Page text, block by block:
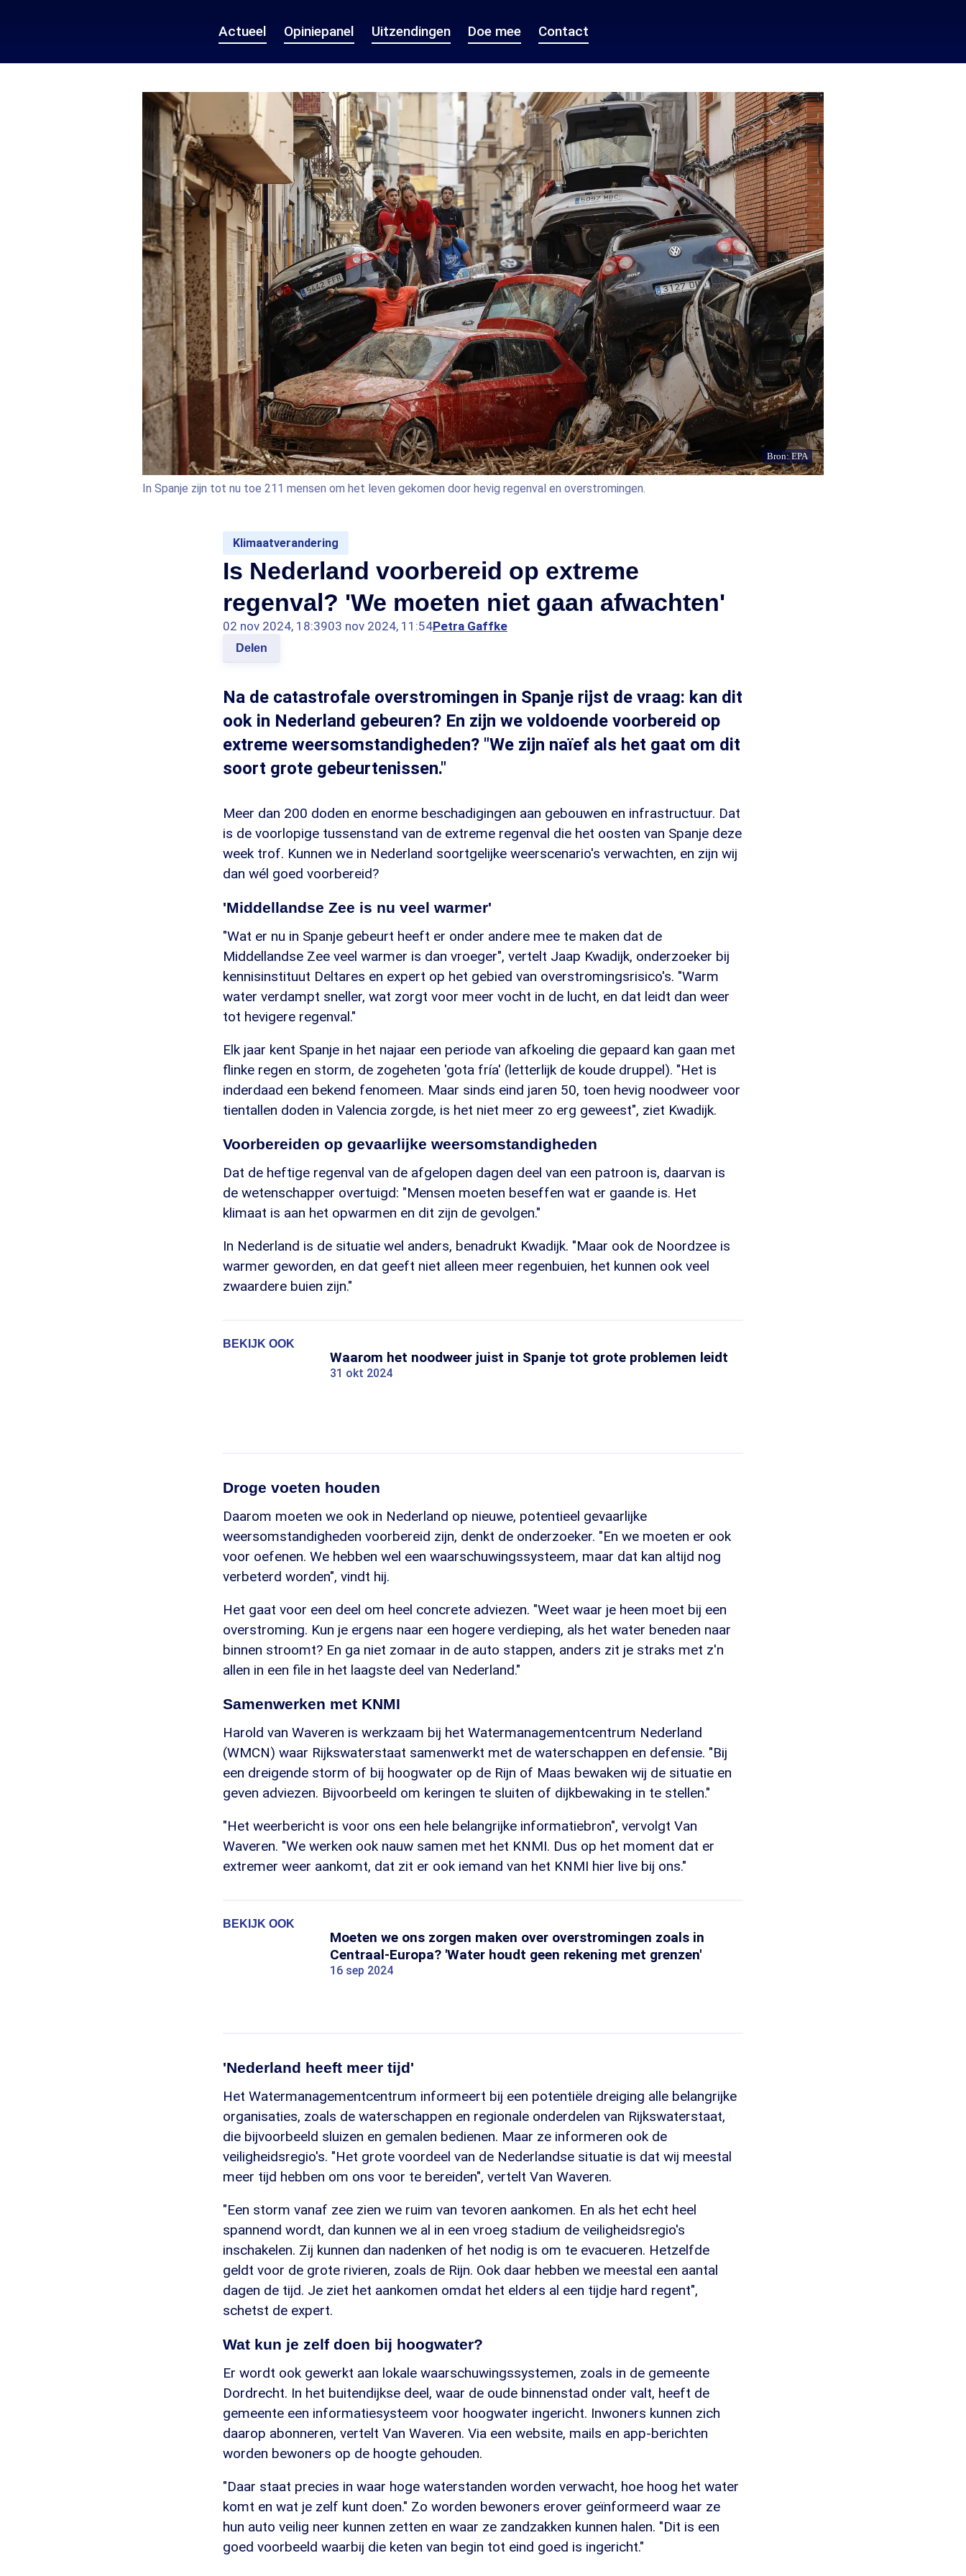
Actueel Opiniepanel Uitzendingen Doe mee Contact
Bron: EPA
In Spanje zijn tot nu toe 211 mensen om het leven gekomen door hevig regenval en overstromingen.
Klimaatverandering
Is Nederland voorbereid op extreme
regenval? 'We moeten niet gaan afwachten'
02 nov 2024, 18:3903 nov 2024, 11:54Petra Gaffke
Delen
Na de catastrofale overstromingen in Spanje rijst de vraag: kan dit
ook in Nederland gebeuren? En zijn we voldoende voorbereid op
extreme weersomstandigheden? "We zijn naïef als het gaat om dit
soort grote gebeurtenissen."
Meer dan 200 doden en enorme beschadigingen aan gebouwen en infrastructuur. Dat
is de voorlopige tussenstand van de extreme regenval die het oosten van Spanje deze
week trof. Kunnen we in Nederland soortgelijke weerscenario's verwachten, en zijn wij
dan wél goed voorbereid?
'Middellandse Zee is nu veel warmer'
"Wat er nu in Spanje gebeurt heeft er onder andere mee te maken dat de
Middellandse Zee veel warmer is dan vroeger", vertelt Jaap Kwadijk, onderzoeker bij
kennisinstituut Deltares en expert op het gebied van overstromingsrisico's. "Warm
water verdampt sneller, wat zorgt voor meer vocht in de lucht, en dat leidt dan weer
tot hevigere regenval."
Elk jaar kent Spanje in het najaar een periode van afkoeling die gepaard kan gaan met
flinke regen en storm, de zogeheten 'gota fría' (letterlijk de koude druppel). "Het is
inderdaad een bekend fenomeen. Maar sinds eind jaren 50, toen hevig noodweer voor
tientallen doden in Valencia zorgde, is het niet meer zo erg geweest", ziet Kwadijk.
Voorbereiden op gevaarlijke weersomstandigheden
Dat de heftige regenval van de afgelopen dagen deel van een patroon is, daarvan is
de wetenschapper overtuigd: "Mensen moeten beseffen wat er gaande is. Het
klimaat is aan het opwarmen en dit zijn de gevolgen."
In Nederland is de situatie wel anders, benadrukt Kwadijk. "Maar ook de Noordzee is
warmer geworden, en dat geeft niet alleen meer regenbuien, het kunnen ook veel
zwaardere buien zijn."
BEKIJK OOK
Waarom het noodweer juist in Spanje tot grote problemen leidt
31 okt 2024
Droge voeten houden
Daarom moeten we ook in Nederland op nieuwe, potentieel gevaarlijke
weersomstandigheden voorbereid zijn, denkt de onderzoeker. "En we moeten er ook
voor oefenen. We hebben wel een waarschuwingssysteem, maar dat kan altijd nog
verbeterd worden", vindt hij.
Het gaat voor een deel om heel concrete adviezen. "Weet waar je heen moet bij een
overstroming. Kun je ergens naar een hogere verdieping, als het water beneden naar
binnen stroomt? En ga niet zomaar in de auto stappen, anders zit je straks met z'n
allen in een file in het laagste deel van Nederland."
Samenwerken met KNMI
Harold van Waveren is werkzaam bij het Watermanagementcentrum Nederland
(WMCN) waar Rijkswaterstaat samenwerkt met de waterschappen en defensie. "Bij
een dreigende storm of bij hoogwater op de Rijn of Maas bewaken wij de situatie en
geven adviezen. Bijvoorbeeld om keringen te sluiten of dijkbewaking in te stellen."
"Het weerbericht is voor ons een hele belangrijke informatiebron", vervolgt Van
Waveren. "We werken ook nauw samen met het KNMI. Dus op het moment dat er
extremer weer aankomt, dat zit er ook iemand van het KNMI hier live bij ons."
BEKIJK OOK
Moeten we ons zorgen maken over overstromingen zoals in
Centraal-Europa? 'Water houdt geen rekening met grenzen'
16 sep 2024
'Nederland heeft meer tijd'
Het Watermanagementcentrum informeert bij een potentiële dreiging alle belangrijke
organisaties, zoals de waterschappen en regionale onderdelen van Rijkswaterstaat,
die bijvoorbeeld sluizen en gemalen bedienen. Maar ze informeren ook de
veiligheidsregio's. "Het grote voordeel van de Nederlandse situatie is dat wij meestal
meer tijd hebben om ons voor te bereiden", vertelt Van Waveren.
"Een storm vanaf zee zien we ruim van tevoren aankomen. En als het echt heel
spannend wordt, dan kunnen we al in een vroeg stadium de veiligheidsregio's
inschakelen. Zij kunnen dan nadenken of het nodig is om te evacueren. Hetzelfde
geldt voor de grote rivieren, zoals de Rijn. Ook daar hebben we meestal een aantal
dagen de tijd. Je ziet het aankomen omdat het elders al een tijdje hard regent",
schetst de expert.
Wat kun je zelf doen bij hoogwater?
Er wordt ook gewerkt aan lokale waarschuwingssystemen, zoals in de gemeente
Dordrecht. In het buitendijkse deel, waar de oude binnenstad onder valt, heeft de
gemeente een informatiesysteem voor hoogwater ingericht. Inwoners kunnen zich
daarop abonneren, vertelt Van Waveren. Via een website, mails en app-berichten
worden bewoners op de hoogte gehouden.
"Daar staat precies in waar hoge waterstanden worden verwacht, hoe hoog het water
komt en wat je zelf kunt doen." Zo worden bewoners erover geïnformeerd waar ze
hun auto veilig neer kunnen zetten en waar ze zandzakken kunnen halen. "Dit is een
goed voorbeeld waarbij die keten van begin tot eind goed is ingericht."